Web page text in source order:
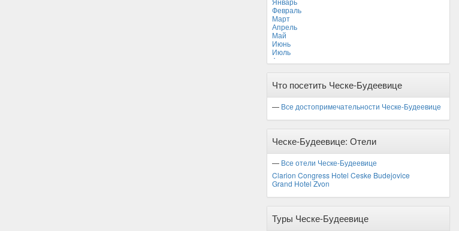
Февраль
Март
Апрель
Май
Июнь
Июль
Август
Ноябрь
Что посетить Ческе-Будеевице
— Все достопримечательности Ческе-Будеевице
Ческе-Будеевице: Отели
— Все отели Ческе-Будеевице
Clarion Congress Hotel Ceske Budejovice
Grand Hotel Zvon
Туры Ческе-Будеевице